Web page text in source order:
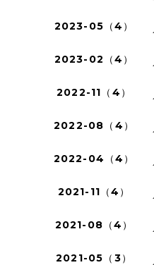
2023-05（4）
2023-02（4）
2022-11（4）
2022-08（4）
2022-04（4）
2021-11（4）
2021-08（4）
2021-05（3）